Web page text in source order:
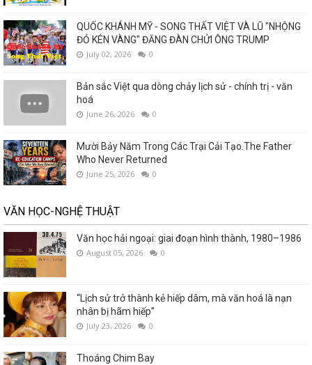
QUỐC KHÁNH MỸ - SONG THẤT VIỆT VÀ LŨ "NHỘNG
ĐỎ KÉN VÀNG" ĐĂNG ĐÀN CHỬI ÔNG TRUMP
July 02, 2026 0
Bản sắc Việt qua dòng chảy lịch sử - chính trị - văn
hoá
June 26, 2026 0
Mười Bảy Năm Trong Các Trại Cải Tạo.The Father
Who Never Returned
June 25, 2026 0
VĂN HỌC-NGHỆ THUẬT
Văn học hải ngoại: giai đoạn hình thành, 1980–1986
August 05, 2026 0
“Lịch sử trở thành kẻ hiếp dâm, mà văn hoá là nạn
nhân bị hãm hiếp”
July 23, 2026 0
Thoáng Chim Bay